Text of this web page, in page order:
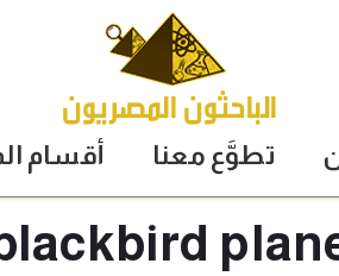
تطوَّع معنا أقسام